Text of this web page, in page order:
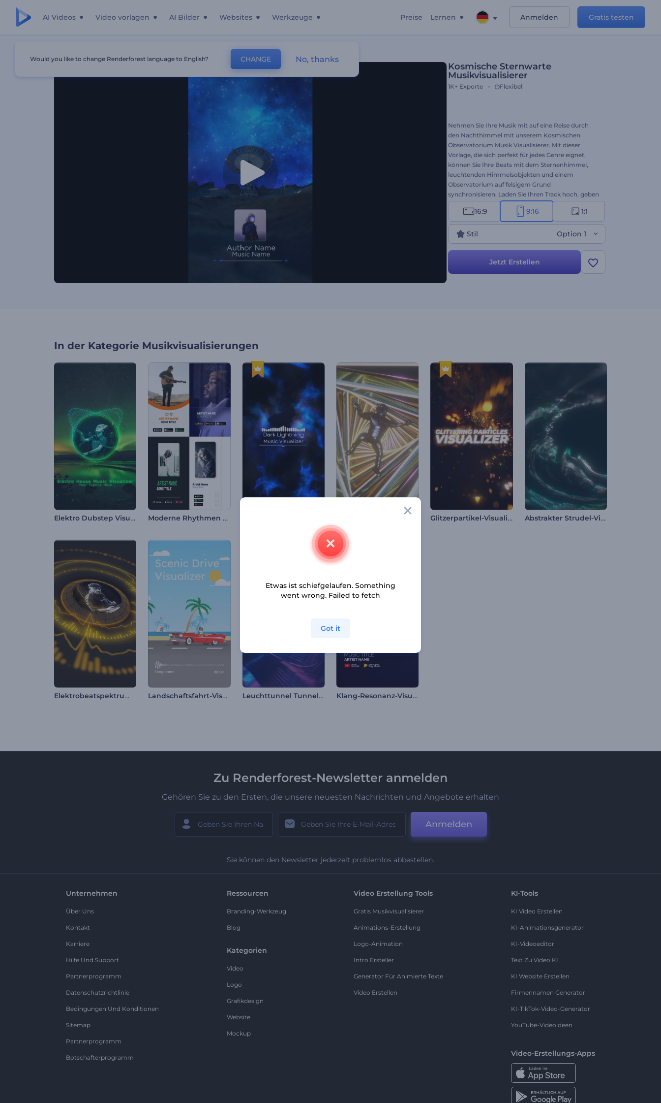
AI Videos Video vorlagen AI Bilder Websites Werkzeuge Preise Lernen Anmelden Gratis testen
Kosmische Sternwarte Musikvisualisierer
Kosmische Sternwarte
Musikvisualisierer
1K+ Exporte Flexibel
Nehmen Sie Ihre Musik mit auf eine Reise durch
den Nachthimmel mit unserem Kosmischen
Observatorium Musik Visualisierer. Mit dieser
Vorlage, die sich perfekt für jedes Genre eignet,
können Sie Ihre Beats mit dem Sternenhimmel,
leuchtenden Himmelsobjekten und einem
Observatorium auf felsigem Grund
synchronisieren. Laden Sie Ihren Track hoch, geben
Sie den Namen des Songs und des Künstlers ein,
und präsentieren Sie Ihre Musik mit
atemberaubenden Visuals. Von Musikern und DJs
bis hin zu Musikliebhabern - dieser Visualizer ist
alles, was Sie brauchen, um die Reichweite Ihrer
Musik zu erhöhen. Jetzt erstellen!
16:9 9:16 1:1
Stil Option 1
Jetzt Erstellen
In der Kategorie Musikvisualisierungen
Elektro Dubstep Visualisierer Moderne Rhythmen Album-Promo Glitzerpartikel-Visualisierer Abstrakter Strudel-Visualizer
Elektrobeatspektrum Visualisierer Landschaftsfahrt-Visualisierer Leuchttunnel Tunnel-Visualisierer Klang-Resonanz-Visualisierer
Zu Renderforest-Newsletter anmelden
Gehören Sie zu den Ersten, die unsere neuesten Nachrichten und Angebote erhalten
Anmelden
Sie können den Newsletter jederzeit problemlos abbestellen.
Unternehmen
Über Uns
Kontakt
Karriere
Hilfe Und Support
Partnerprogramm
Datenschutzrichtlinie
Bedingungen Und Konditionen
Sitemap
Partnerprogramm
Botschafterprogramm
Ressourcen
Branding-Werkzeug
Blog
Kategorien
Video
Logo
Grafikdesign
Website
Mockup
Video Erstellung Tools
Gratis Musikvisualisierer
Animations-Erstellung
Logo-Animation
Intro Ersteller
Generator Für Animierte Texte
Video Erstellen
KI-Tools
KI Video Erstellen
KI-Animationsgenerator
KI-Videoeditor
Text Zu Video KI
KI Website Erstellen
Firmennamen Generator
KI-TikTok-Video-Generator
YouTube-Videoideen
Video-Erstellungs-Apps
Would you like to change Renderforest language to English? CHANGE No, thanks
Etwas ist schiefgelaufen. Something
went wrong. Failed to fetch
Got it